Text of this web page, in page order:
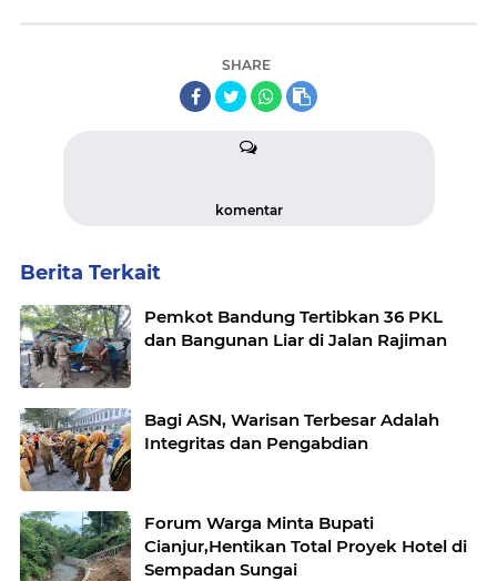
SHARE
komentar
Berita Terkait
Pemkot Bandung Tertibkan 36 PKL
dan Bangunan Liar di Jalan Rajiman
Bagi ASN, Warisan Terbesar Adalah
Integritas dan Pengabdian
Forum Warga Minta Bupati
Cianjur,Hentikan Total Proyek Hotel di
Sempadan Sungai